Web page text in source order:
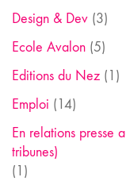
Design & Dev (3)
Ecole Avalon (5)
Editions du Nez (1)
Emploi (14)
En relations presse
tribunes)
(1)